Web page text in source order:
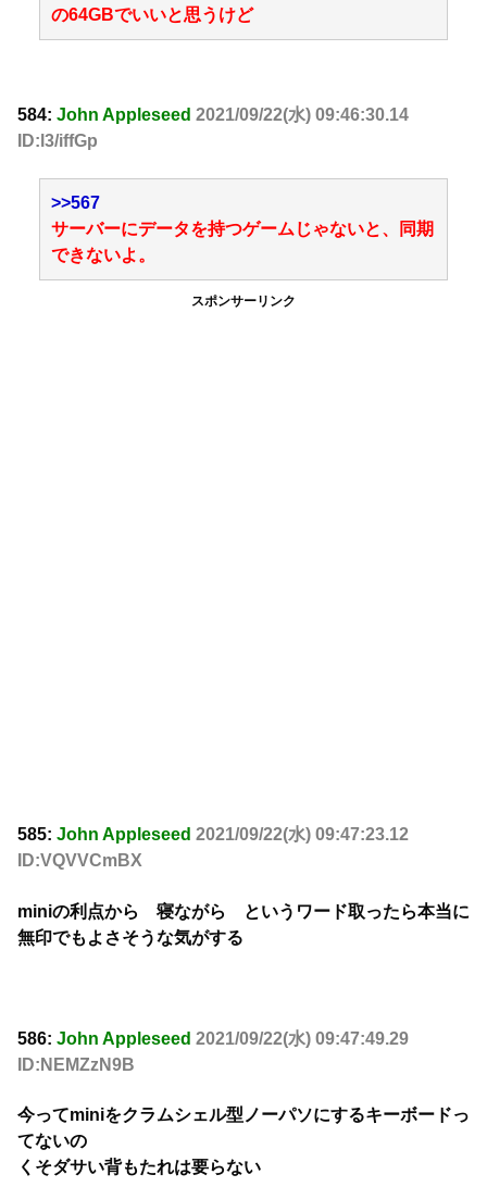
の64GBでいいと思うけど
584: John Appleseed 2021/09/22(水) 09:46:30.14
ID:l3/iffGp
>>567
サーバーにデータを持つゲームじゃないと、同期
できないよ。
スポンサーリンク
585: John Appleseed 2021/09/22(水) 09:47:23.12
ID:VQVVCmBX
miniの利点から 寝ながら というワード取ったら本当に
無印でもよさそうな気がする
586: John Appleseed 2021/09/22(水) 09:47:49.29
ID:NEMZzN9B
今ってminiをクラムシェル型ノーパソにするキーボードっ
てないの
くそダサい背もたれは要らない